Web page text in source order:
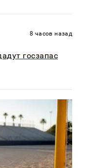
8 часов назад
госзапас